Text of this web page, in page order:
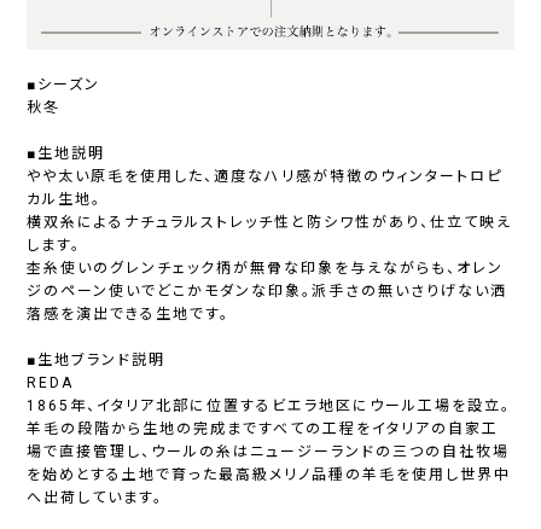
■シーズン
秋冬
■生地説明
やや太い原毛を使用した、適度なハリ感が特徴のウィンタートロピ
カル生地。
横双糸によるナチュラルストレッチ性と防シワ性があり、仕立て映え
します。
杢糸使いのグレンチェック柄が無骨な印象を与えながらも、オレン
ジのペーン使いでどこかモダンな印象。派手さの無いさりげない洒
落感を演出できる生地です。
■生地ブランド説明
REDA
1865年、イタリア北部に位置するビエラ地区にウール工場を設立。
羊毛の段階から生地の完成まですべての工程をイタリアの自家工
場で直接管理し、ウールの糸はニュージーランドの三つの自社牧場
を始めとする土地で育った最高級メリノ品種の羊毛を使用し世界中
へ出荷しています。